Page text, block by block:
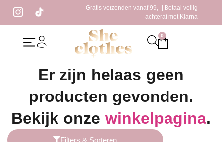
Gratis verzenden vanaf 99,- | Betaal veilig
achteraf met Klarna
0
/ Producten getagged “jurk met strepen”
Er zijn helaas geen
producten gevonden.
Bekijk onze winkelpagina.
Filters & Sorteren